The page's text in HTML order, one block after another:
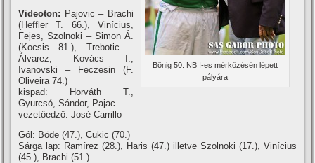
Bönig 50. NB I-es mérkőzésén lépett
pályára
Videoton: Pajovic – Brachi
(Heffler T. 66.), Viní­cius,
Fejes, Szolnoki – Simon Á.
(Kocsis 81.), Trebotic –
Álvarez, Kovács I.,
Ivanovski – Feczesin (F.
Oliveira 74.)
kispad: Horváth T.,
Gyurcsó, Sándor, Pajac
vezetőedző: José Carrillo
Gól: Böde (47.), Cukic (70.)
Sárga lap: Ramí­rez (28.), Haris (47.) illetve Szolnoki (17.), Viní­cius
(45.), Brachi (51.)